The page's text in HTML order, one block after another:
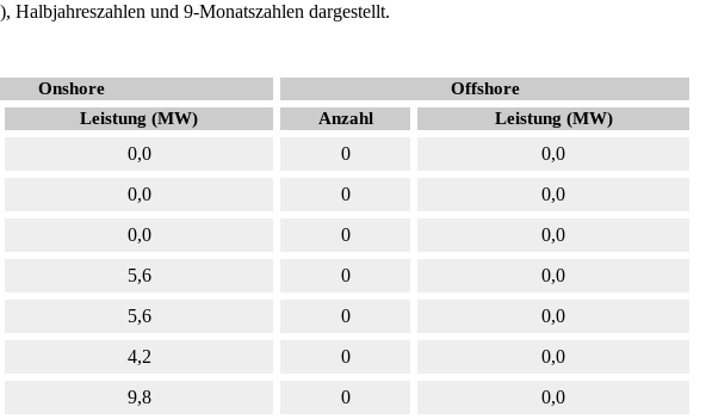
und 9-Monatszahlen dargestellt.
Onshore
Offshore
Leistung (MW) Anzahl Leistung (MW)
0,0 0
0,0
0,0 0
0,0
0,0 0
0,0
5,6 0
0,0
5,6 0
0,0
4,2 0
0,0
9,8 0 0,0